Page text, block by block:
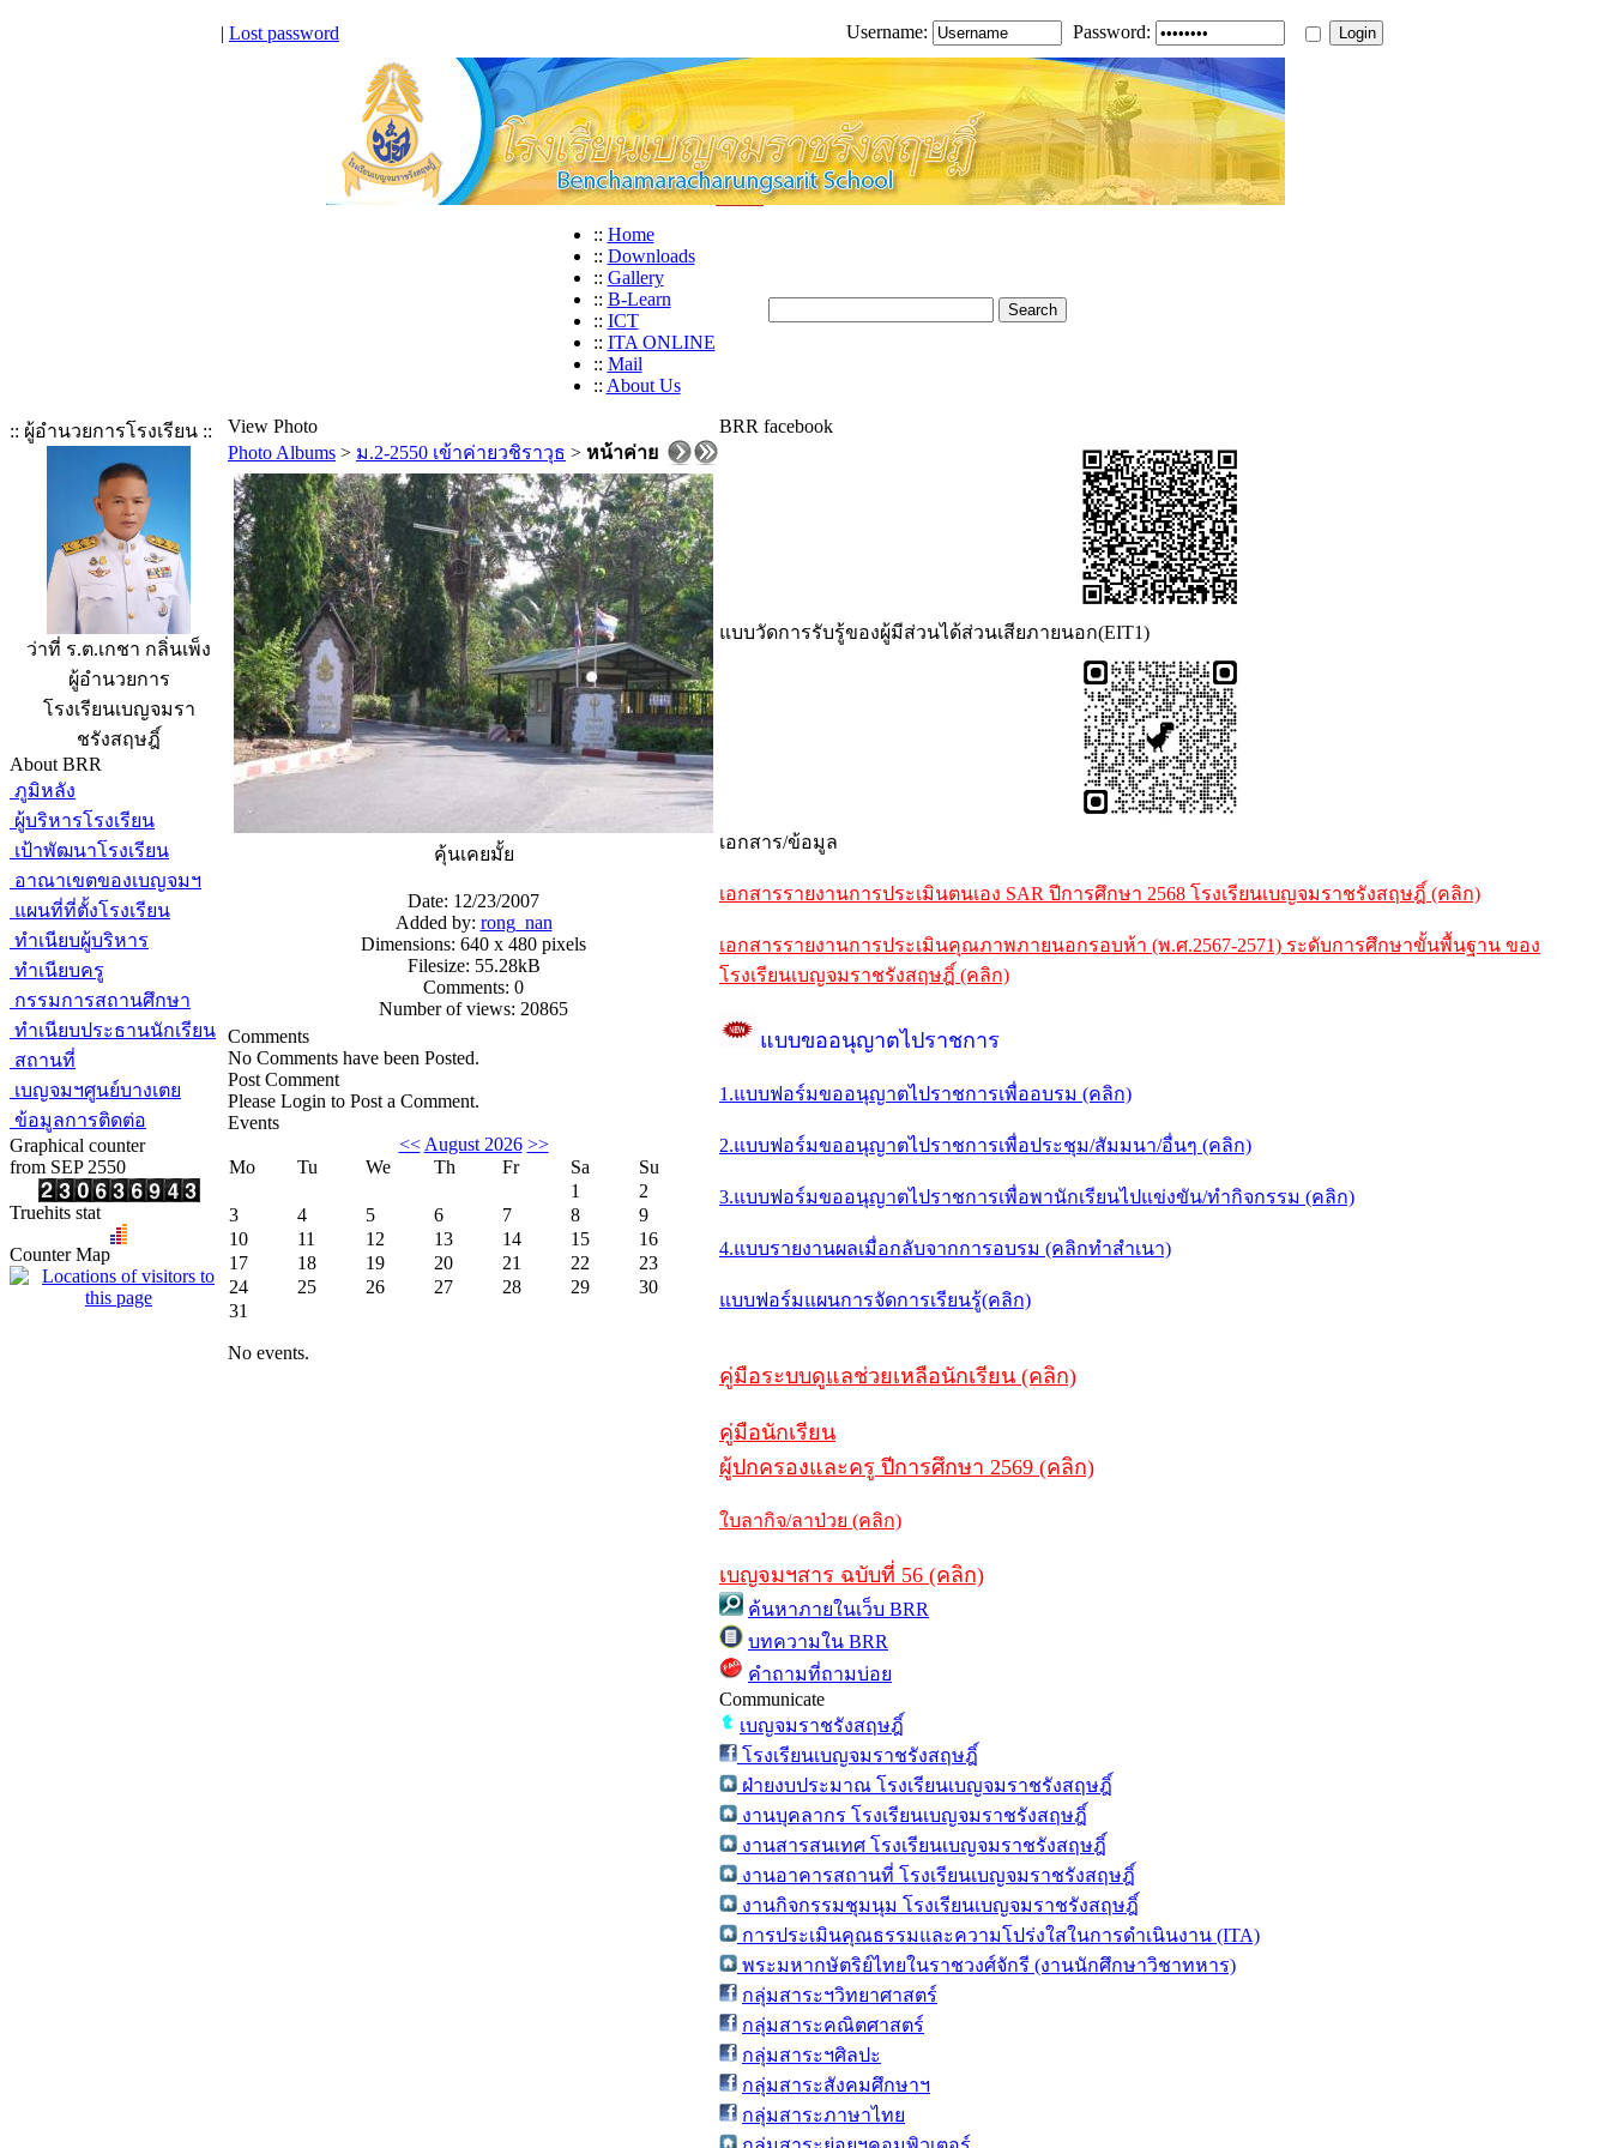
| Lost password Username: Password:
:: Home
:: Downloads
:: Gallery
:: B-Learn
:: ICT
:: ITA ONLINE
:: Mail
:: About Us
:: ผู้อำนวยการโรงเรียน ::
ว่าที่ ร.ต.เกชา กลิ่นเพ็ง
ผู้อำนวยการ
โรงเรียนเบญจมรา
ชรังสฤษฎิ์
About BRR
ภูมิหลัง
ผู้บริหารโรงเรียน
เป้าพัฒนาโรงเรียน
อาณาเขตของเบญจมฯ
แผนที่ที่ตั้งโรงเรียน
ทำเนียบผู้บริหาร
ทำเนียบครู
กรรมการสถานศึกษา
ทำเนียบประธานนักเรียน
สถานที่
เบญจมฯศูนย์บางเตย
ข้อมูลการติดต่อ
Graphical counter
from SEP 2550
Truehits stat
Counter Map
View Photo
Photo Albums > ม.2-2550 เข้าค่ายวชิราวุธ > หน้าค่าย
คุ้นเคยมั้ย
Date: 12/23/2007
Added by: rong_nan
Dimensions: 640 x 480 pixels
Filesize: 55.28kB
Comments: 0
Number of views: 20865
Comments
No Comments have been Posted.
Post Comment
Please Login to Post a Comment.
Events
<< August 2026 >>
Mo
Tu We Th Fr Sa
Su
1
2
3
4 5 6 7 8
9
10
11 12 13 14 15
16
17
18 19 20 21 22
23
24
25 26 27 28 29
30
31
No events.
BRR facebook
แบบวัดการรับรู้ของผู้มีส่วนได้ส่วนเสียภายนอก(EIT1)
เอกสาร/ข้อมูล
เอกสารรายงานการประเมินตนเอง SAR ปีการศึกษา 2568 โรงเรียนเบญจมราชรังสฤษฎิ์ (คลิก)
เอกสารรายงานการประเมินคุณภาพภายนอกรอบห้า (พ.ศ.2567-2571) ระดับการศึกษาขั้นพื้นฐาน ของ
โรงเรียนเบญจมราชรังสฤษฎิ์ (คลิก)
แบบขออนุญาตไปราชการ
1.แบบฟอร์มขออนุญาตไปราชการเพื่ออบรม (คลิก)
2.แบบฟอร์มขออนุญาตไปราชการเพื่อประชุม/สัมมนา/อื่นๆ (คลิก)
3.แบบฟอร์มขออนุญาตไปราชการเพื่อพานักเรียนไปแข่งขัน/ทำกิจกรรม (คลิก)
4.แบบรายงานผลเมื่อกลับจากการอบรม (คลิกทำสำเนา)
แบบฟอร์มแผนการจัดการเรียนรู้(คลิก)
คู่มือระบบดูแลช่วยเหลือนักเรียน (คลิก)
คู่มือนักเรียน
ผู้ปกครองและครู ปีการศึกษา 2569 (คลิก)
ใบลากิจ/ลาป่วย (คลิก)
เบญจมฯสาร ฉบับที่ 56 (คลิก)
ค้นหาภายในเว็บ BRR
บทความใน BRR
คำถามที่ถามบ่อย
Communicate
เบญจมราชรังสฤษฎิ์
โรงเรียนเบญจมราชรังสฤษฎิ์
ฝ่ายงบประมาณ โรงเรียนเบญจมราชรังสฤษฎิ์
งานบุคลากร โรงเรียนเบญจมราชรังสฤษฎิ์
งานสารสนเทศ โรงเรียนเบญจมราชรังสฤษฎิ์
งานอาคารสถานที่ โรงเรียนเบญจมราชรังสฤษฎิ์
งานกิจกรรมชุมนุม โรงเรียนเบญจมราชรังสฤษฎิ์
การประเมินคุณธรรมและความโปร่งใสในการดำเนินงาน (ITA)
พระมหากษัตริย์ไทยในราชวงศ์จักรี (งานนักศึกษาวิชาทหาร)
กลุ่มสาระฯวิทยาศาสตร์
กลุ่มสาระคณิตศาสตร์
กลุ่มสาระฯศิลปะ
กลุ่มสาระสังคมศึกษาฯ
กลุ่มสาระภาษาไทย